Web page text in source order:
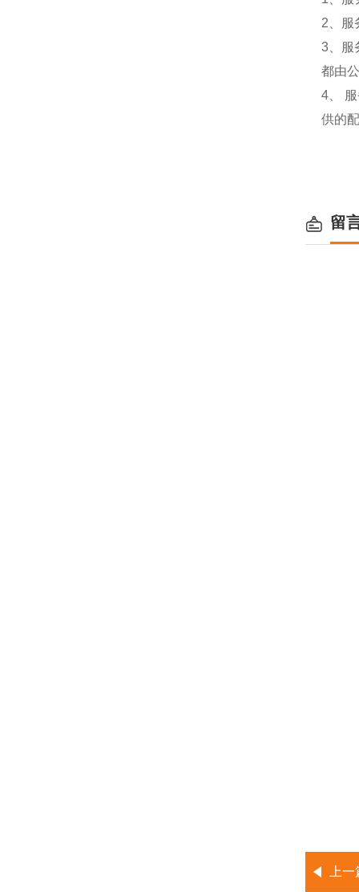
2、服
3、服
都由
4、
供的
留
上